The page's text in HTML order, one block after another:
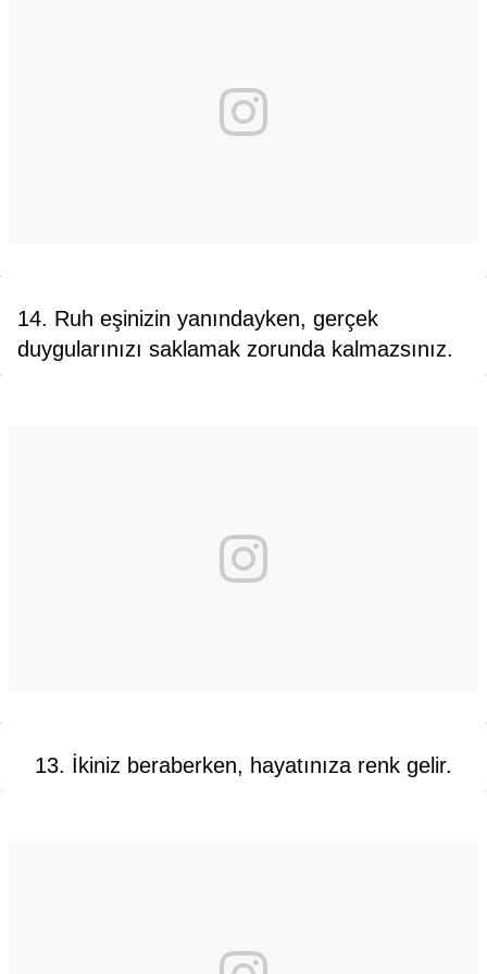
14. Ruh eşinizin yanındayken, gerçek
duygularınızı saklamak zorunda kalmazsınız.
13. İkiniz beraberken, hayatınıza renk gelir.